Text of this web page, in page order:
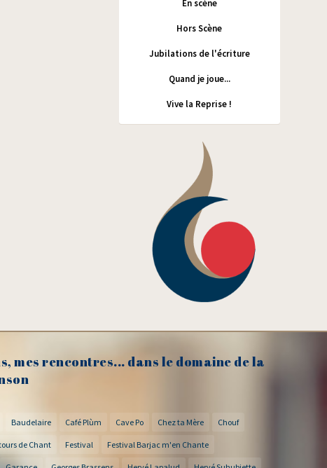
En scène
Hors Scène
Jubilations de l'écriture
Quand je joue...
Vive la Reprise !
mes rencontres... dans le domaine de la
Baudelaire Café Plùm Cave Po Chez ta Mère Chouf
de Chant Festival Festival Barjac m'en Chante